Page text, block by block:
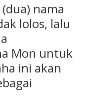
nama
lolos, lalu
Mon untuk
ini akan